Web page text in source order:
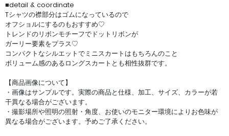
■detail & coordinate
Tシャツの襟部分はゴムになっているので
オフショルにするのもおすすめ♡
トレンドのリボンモチーフでドットリボンが
ガーリー要素をプラス♡
コンパクトなシルエットでミニスカートはもちろんのこと
ボリューム感のあるロングスカートとも相性抜群です。
【商品画像について】
・画像はサンプルです。実際の商品と仕様、加工、サイズ、カラーが若
干異なる場合がございます。
・撮影場所や照明の照射・角度、お使いのモニター環境によりお色味が
異なる場合がございます。予めご了承ください。